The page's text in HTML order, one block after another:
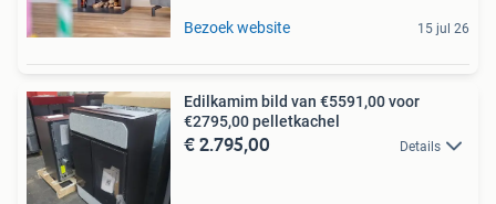
Bezoek website 15 jul 26
Edilkamim bild van €5591,00 voor
€2795,00 pelletkachel
€ 2.795,00 Details